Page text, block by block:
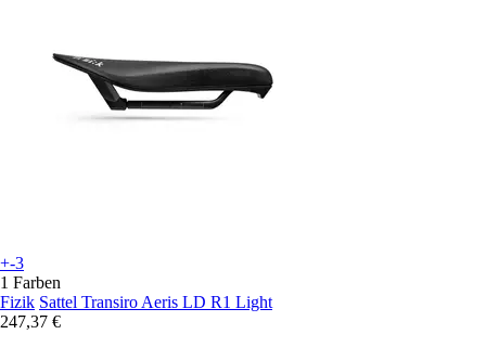
+-3
1 Farben
Fizik Sattel Transiro Aeris LD R1 Light
247,37 €